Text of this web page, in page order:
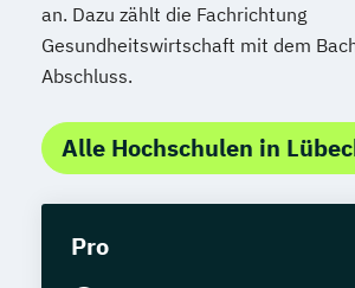
an. Dazu zählt die Fachrichtung
Gesundheitswirtschaft mit dem
Abschluss.
Alle Hochschulen in
Pro